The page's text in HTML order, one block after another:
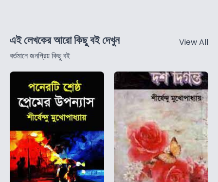
এই লেখকের আরো কিছু বই দেখুন
বর্তমানে জনপ্রিয় কিছু বই
View All